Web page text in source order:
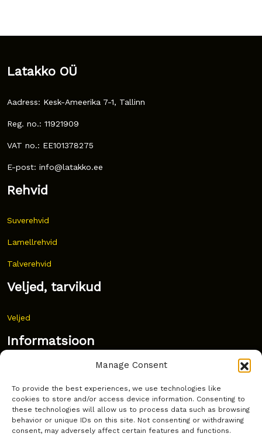
Manage Consent
To provide the best experiences, we use technologies like
cookies to store and/or access device information. Consenting to
these technologies will allow us to process data such as browsing
behavior or unique IDs on this site. Not consenting or withdrawing
consent, may adversely affect certain features and functions.
Latakko OÜ
Aadress: Kesk-Ameerika 7-1, Tallinn
Reg. no.: 11921909
VAT no.: EE101378275
E-post: info@latakko.ee
Rehvid
Suverehvid
Lamellrehvid
Talverehvid
Veljed, tarvikud
Veljed
Informatsioon
Korduma kippuvad küsimused
Kust osta?
Küpsiste poliitika